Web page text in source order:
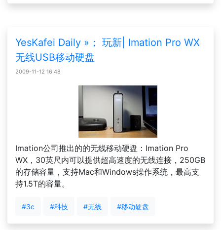
YesKafei Daily »； 玩新| Imation Pro WX
无线USB移动硬盘
2009-11-12 16:48
Imation公司推出的的无线移动硬盘：Imation Pro
WX，30英尺内可以提供超高速度的无线连接，250GB
的存储容量，支持Mac和Windows操作系统，最高支
持1.5T的容量。
#3c #科技 #无线 #移动硬盘